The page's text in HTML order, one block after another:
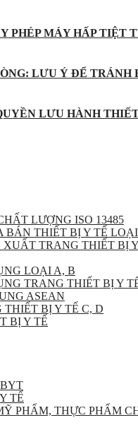
PHÉP MÁY HẤP TIỆT
LƯU Ý ĐỂ TRÁNH
LƯU HÀNH
LƯỢNG ISO 13485
THIẾT BỊ Y TẾ
TRANG THIẾT BỊ
LOẠI A, B
TRANG THIẾT BỊ Y
ASEAN
BỊ Y TẾ C, D
BỊ Y TẾ
TẾ
PHẨM, THỰC PHẨM